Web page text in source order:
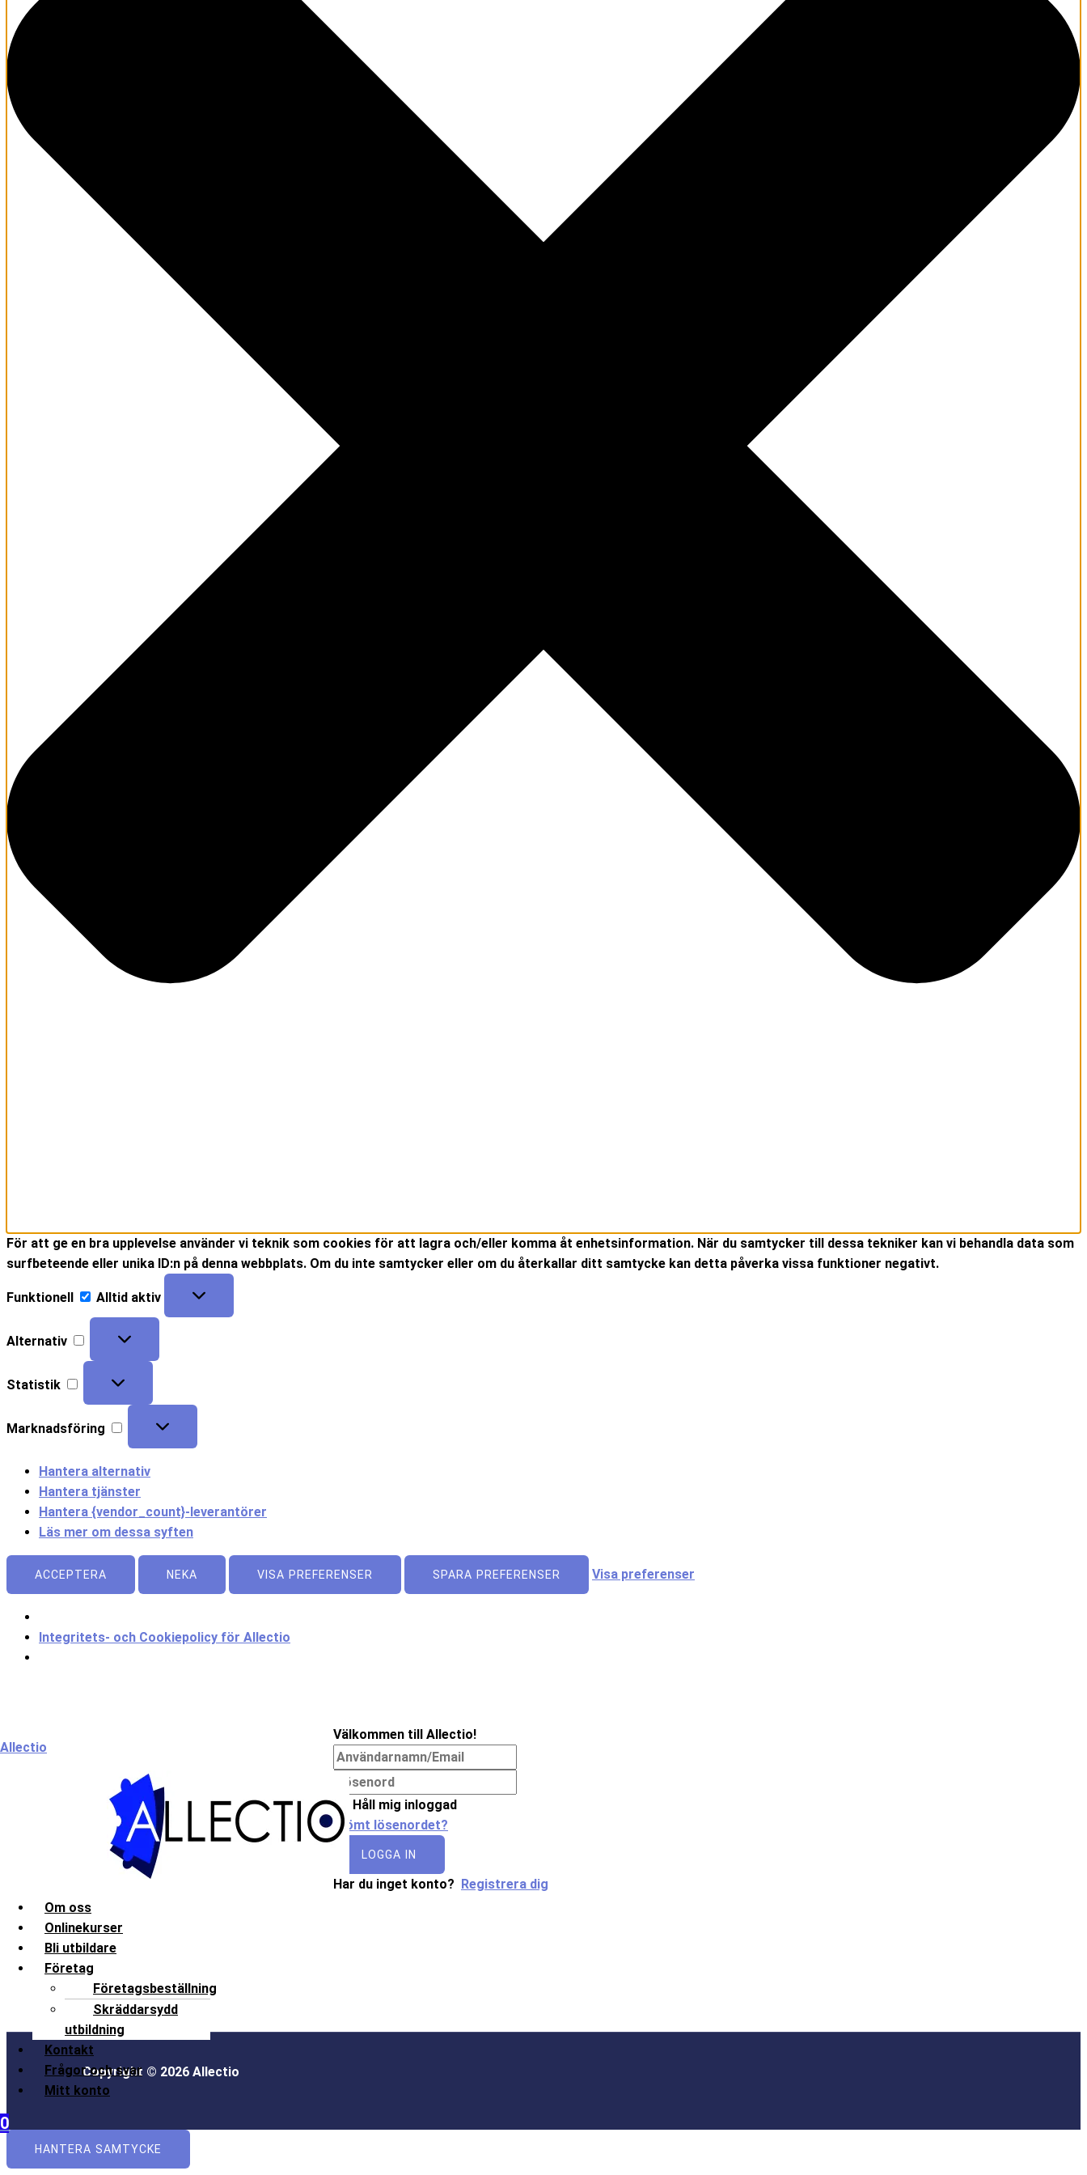
För att ge en bra upplevelse använder vi teknik som cookies för att lagra och/eller komma åt enhetsinformation. När du samtycker till dessa tekniker kan vi behandla data som
surfbeteende eller unika ID:n på denna webbplats. Om du inte samtycker eller om du återkallar ditt samtycke kan detta påverka vissa funktioner negativt.
Funktionell Alltid aktiv
Alternativ
Statistik
Marknadsföring
Hantera alternativ
Hantera tjänster
Hantera {vendor_count}-leverantörer
Läs mer om dessa syften
ACCEPTERA NEKA VISA PREFERENSER SPARA PREFERENSER Visa preferenser
Integritets- och Cookiepolicy för Allectio
Allectio
Om oss
Onlinekurser
Bli utbildare
Företag
Företagsbeställning
Skräddarsydd
utbildning
Kontakt
Frågor och svar
Mitt konto
0
Välkommen till Allectio!
Håll mig inloggad
Glömt lösenordet?
LOGGA IN
Har du inget konto? Registrera dig
Copyright © 2026 Allectio
HANTERA SAMTYCKE